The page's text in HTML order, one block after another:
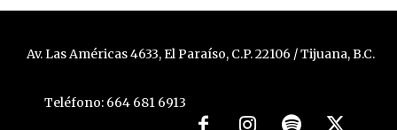
Av. Las Américas 4633, El Paraíso, C.P. 22106 / Tijuana, B.C.
Teléfono: 664 681 6913